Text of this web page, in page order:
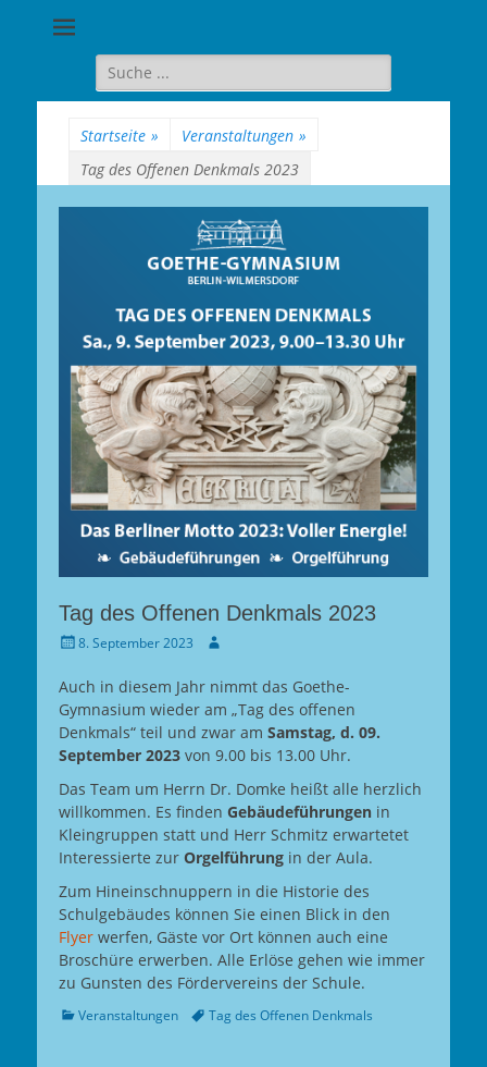
Berlin-
Wilmersdorf
Suche
für:
Startseite » Veranstaltungen »
Tag des Offenen Denkmals 2023
Tag des Offenen Denkmals 2023
Gepostet
8. September 2023 Autor
Auch in diesem Jahr nimmt das Goethe-
Gymnasium wieder am „Tag des offenen
Denkmals“ teil und zwar am Samstag, d. 09.
September 2023 von 9.00 bis 13.00 Uhr.
Das Team um Herrn Dr. Domke heißt alle herzlich
willkommen. Es finden Gebäudeführungen in
Kleingruppen statt und Herr Schmitz erwartetet
Interessierte zur Orgelführung in der Aula.
Zum Hineinschnuppern in die Historie des
Schulgebäudes können Sie einen Blick in den
Flyer werfen, Gäste vor Ort können auch eine
Broschüre erwerben. Alle Erlöse gehen wie immer
zu Gunsten des Fördervereins der Schule.
Kategorien
Veranstaltungen TagsTag des Offenen Denkmals